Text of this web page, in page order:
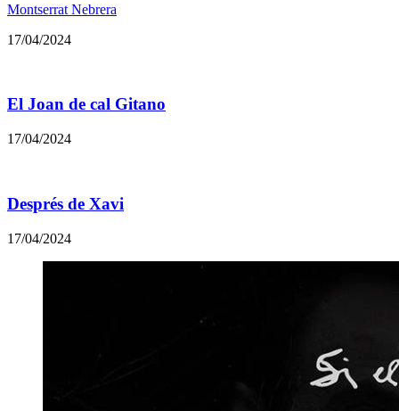
Montserrat Nebrera
17/04/2024
El Joan de cal Gitano
17/04/2024
Després de Xavi
17/04/2024